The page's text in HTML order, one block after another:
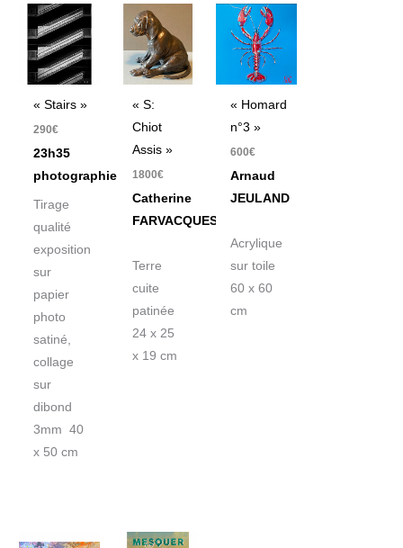
« Stairs »
290€
23h35
photographie
Tirage
qualité
exposition
sur
papier
photo
satiné,
collage
sur
dibond
3mm 40
x 50 cm
« S:
Chiot
Assis »
1800€
Catherine
FARVACQUES
Terre
cuite
patinée
24 x 25
x 19 cm
« Homard
n°3 »
600€
Arnaud
JEULAND
Acrylique
sur toile
60 x 60
cm